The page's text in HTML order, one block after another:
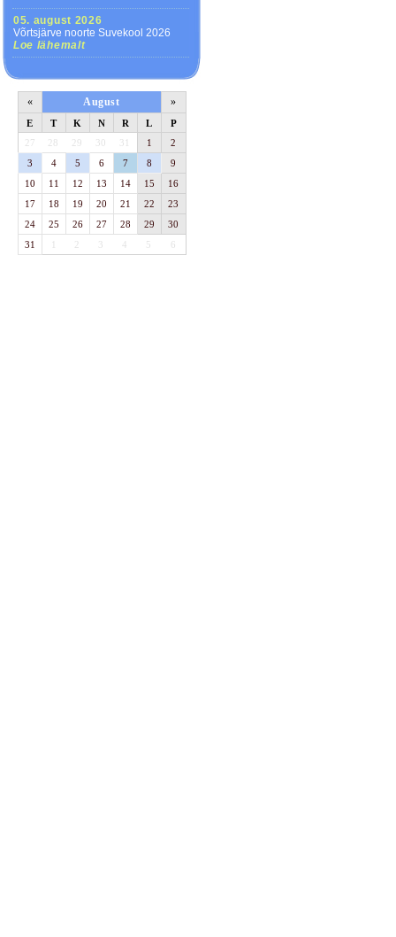
05. august 2026
Võrtsjärve noorte Suvekool 2026
Loe lähemalt
« August »
E T K N R L
P
27
28 29 30 31 1
2
3
4 5 6 7 8
9
10
11 12 13 14 15
16
17
18 19 20 21 22
23
24
25 26 27 28 29
30
31
1 3 4 5 6